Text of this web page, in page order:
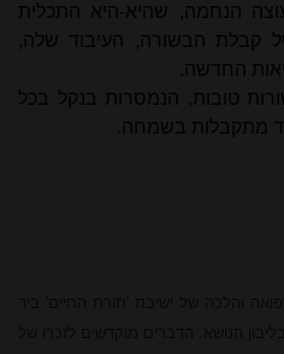
הנחמה, שהיא-היא התכלית
קבלת הבשורה, העיבוד שלה,
החדשה.
טובות, הנמסרות בנקל בכל
מתקבלות בשמחה.